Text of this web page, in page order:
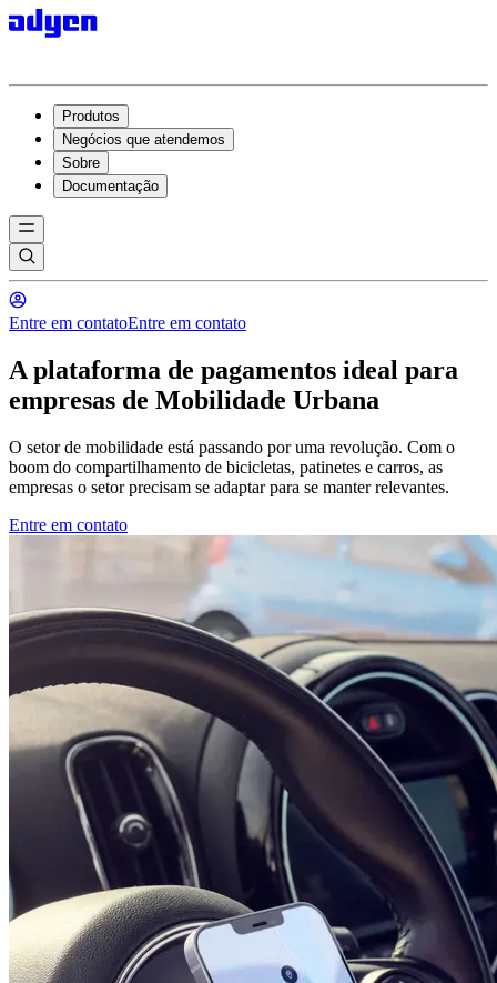
Produtos
Negócios que atendemos
Sobre
Documentação
Entre em contatoEntre em contato
A plataforma de pagamentos ideal para
empresas de Mobilidade Urbana
O setor de mobilidade está passando por uma revolução. Com o
boom do compartilhamento de bicicletas, patinetes e carros, as
empresas o setor precisam se adaptar para se manter relevantes.
Entre em contato